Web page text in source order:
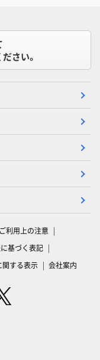
さい。
ご利用上の注意
基づく表記
関する表示 会社案内